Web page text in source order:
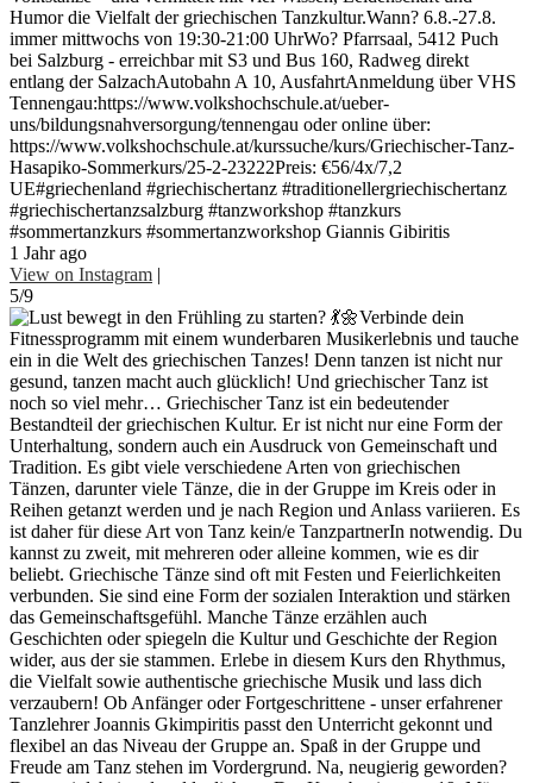
Humor die Vielfalt der griechischen Tanzkultur.Wann? 6.8.-27.8.
immer mittwochs von 19:30-21:00 UhrWo? Pfarrsaal, 5412 Puch
bei Salzburg - erreichbar mit S3 und Bus 160, Radweg direkt
entlang der SalzachAutobahn A 10, AusfahrtAnmeldung über VHS
Tennengau:https://www.volkshochschule.at/ueber-
uns/bildungsnahversorgung/tennengau oder online über:
https://www.volkshochschule.at/kurssuche/kurs/Griechischer-Tanz-
Hasapiko-Sommerkurs/25-2-23222Preis: €56/4x/7,2
UE#griechenland #griechischertanz #traditionellergriechischertanz
#griechischertanzsalzburg #tanzworkshop #tanzkurs
#sommertanzkurs #sommertanzworkshop Giannis Gibiritis
1 Jahr ago
View on Instagram |
5/9